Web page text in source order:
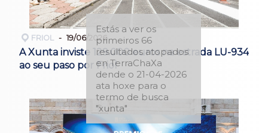
FRIOL 19/06/2026
A Xunta inviste 129.000 euros na estrada LU-934
ao seu paso por Friol
Estás a ver os
primeiros 66
resultados atopados
en TerraChaXa
dende o 21-04-2026
ata hoxe para o
termo de busca
"xunta"